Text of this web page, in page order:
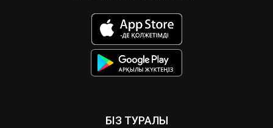
БІЗ ТУРАЛЫ